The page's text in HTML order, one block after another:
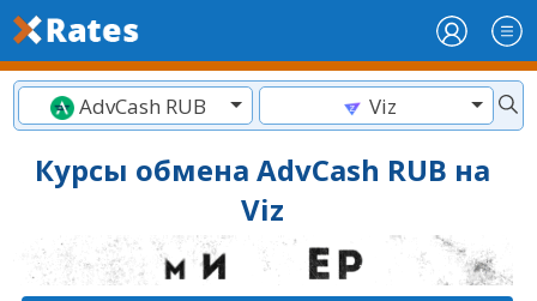
AdvCash RUB Viz
Курсы обмена AdvCash RUB на
Viz